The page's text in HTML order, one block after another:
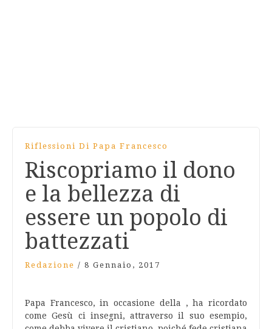
Riflessioni Di Papa Francesco
Riscopriamo il dono
e la bellezza di
essere un popolo di
battezzati
Redazione / 8 Gennaio, 2017
Papa Francesco, in occasione della , ha ricordato
come Gesù ci insegni, attraverso il suo esempio,